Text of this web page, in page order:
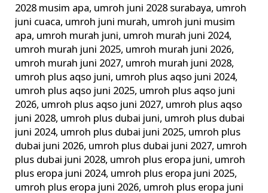
2028 musim apa, umroh juni 2028 surabaya, umroh
juni cuaca, umroh juni murah, umroh juni musim
apa, umroh murah juni, umroh murah juni 2024,
umroh murah juni 2025, umroh murah juni 2026,
umroh murah juni 2027, umroh murah juni 2028,
umroh plus aqso juni, umroh plus aqso juni 2024,
umroh plus aqso juni 2025, umroh plus aqso juni
2026, umroh plus aqso juni 2027, umroh plus aqso
juni 2028, umroh plus dubai juni, umroh plus dubai
juni 2024, umroh plus dubai juni 2025, umroh plus
dubai juni 2026, umroh plus dubai juni 2027, umroh
plus dubai juni 2028, umroh plus eropa juni, umroh
plus eropa juni 2024, umroh plus eropa juni 2025,
umroh plus eropa juni 2026, umroh plus eropa juni